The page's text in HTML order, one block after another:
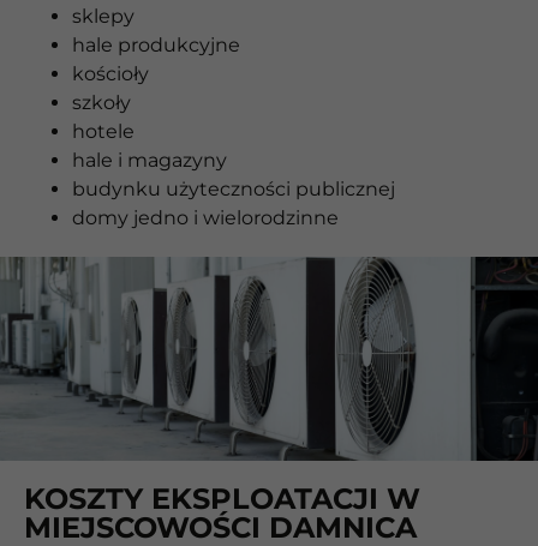
sklepy
hale produkcyjne
kościoły
szkoły
hotele
hale i magazyny
budynku użyteczności publicznej
domy jedno i wielorodzinne
KOSZTY EKSPLOATACJI W
MIEJSCOWOŚCI DAMNICA